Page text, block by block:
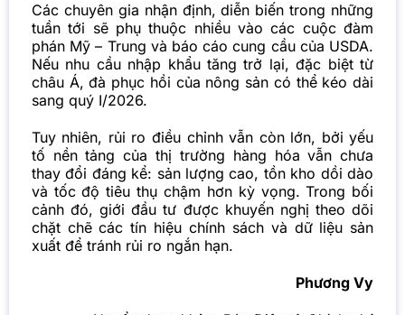
Các chuyên gia nhận định, diễn biến trong những
tuần tới sẽ phụ thuộc nhiều vào các cuộc đàm
phán Mỹ – Trung và báo cáo cung cầu của USDA.
Nếu nhu cầu nhập khẩu tăng trở lại, đặc biệt từ
châu Á, đà phục hồi của nông sản có thể kéo dài
sang quý I/2026.
Tuy nhiên, rủi ro điều chỉnh vẫn còn lớn, bởi yếu
tố nền tảng của thị trường hàng hóa vẫn chưa
thay đổi đáng kể: sản lượng cao, tồn kho dồi dào
và tốc độ tiêu thụ chậm hơn kỳ vọng. Trong bối
cảnh đó, giới đầu tư được khuyến nghị theo dõi
chặt chẽ các tín hiệu chính sách và dữ liệu sản
xuất để tránh rủi ro ngắn hạn.
Phương Vy